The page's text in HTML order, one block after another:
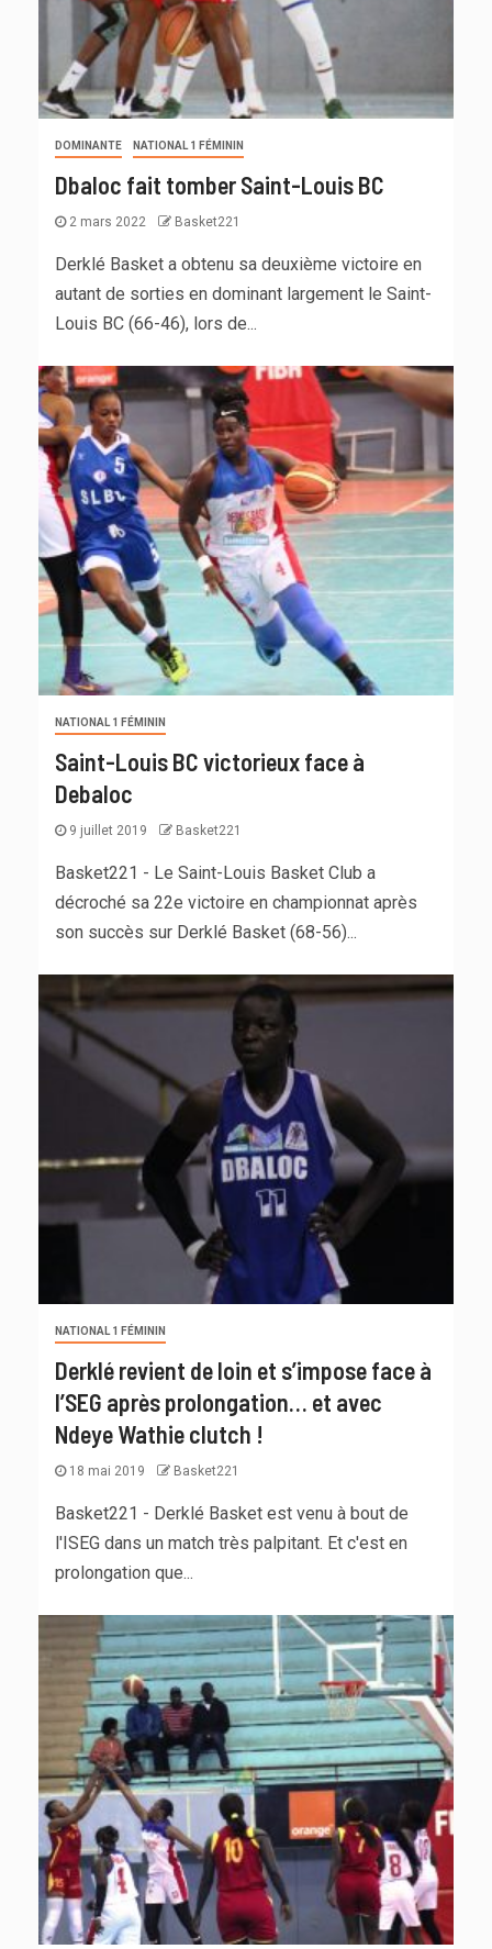
DOMINANTE NATIONAL 1 FÉMININ
Dbaloc fait tomber Saint-Louis BC
2 mars 2022 Basket221
Derklé Basket a obtenu sa deuxième victoire en
autant de sorties en dominant largement le Saint-
Louis BC (66-46), lors de...
NATIONAL 1 FÉMININ
Saint-Louis BC victorieux face à
Debaloc
9 juillet 2019 Basket221
Basket221 - Le Saint-Louis Basket Club a
décroché sa 22e victoire en championnat après
son succès sur Derklé Basket (68-56)...
NATIONAL 1 FÉMININ
Derklé revient de loin et s’impose face à
l’SEG après prolongation… et avec
Ndeye Wathie clutch !
18 mai 2019 Basket221
Basket221 - Derklé Basket est venu à bout de
l'ISEG dans un match très palpitant. Et c'est en
prolongation que...